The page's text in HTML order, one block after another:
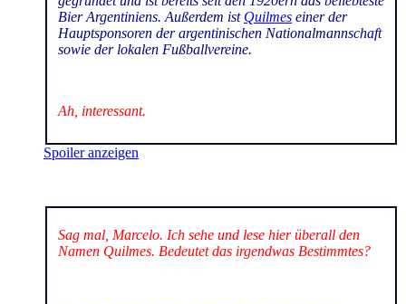
Bier Argentiniens. Außerdem ist Quilmes einer der
Hauptsponsoren der argentinischen Nationalmannschaft
sowie der lokalen Fußballvereine.
Ah, interessant.
Spoiler anzeigen
Sag mal, Marcelo. Ich sehe und lese hier überall den
Namen Quilmes. Bedeutet das irgendwas Bestimmtes?